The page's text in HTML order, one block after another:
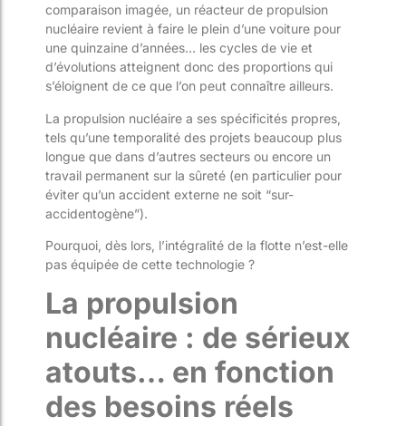
comparaison imagée, un réacteur de propulsion
nucléaire revient à faire le plein d’une voiture pour
une quinzaine d’années… les cycles de vie et
d’évolutions atteignent donc des proportions qui
s’éloignent de ce que l’on peut connaître ailleurs.
La propulsion nucléaire a ses spécificités propres,
tels qu’une temporalité des projets beaucoup plus
longue que dans d’autres secteurs ou encore un
travail permanent sur la sûreté (en particulier pour
éviter qu’un accident externe ne soit “sur-
accidentogène”).
Pourquoi, dès lors, l’intégralité de la flotte n’est-elle
pas équipée de cette technologie ?
La propulsion
nucléaire : de sérieux
atouts… en fonction
des besoins réels